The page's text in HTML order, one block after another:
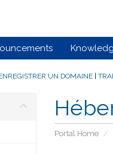
UN DOMAINE|
Portal Home